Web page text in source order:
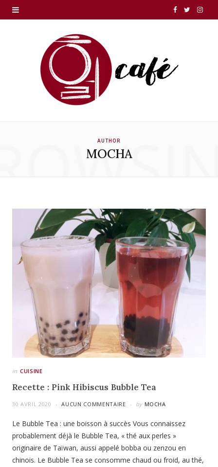
F
e
I
AUTHOR
MOCHA
in CUISINE
Recette : Pink Hibiscus Bubble Tea
30 AVRIL 2020 AUCUN COMMENTAIRE by MOCHA
Le Bubble Tea : une boisson à succès Vous connaissez
probablement déjà le Bubble Tea, « thé aux perles »
originaire de Taïwan, aussi appelé bobba ou zenzou en
chinois. Le Bubble Tea se consomme chaud ou froid, au thé,